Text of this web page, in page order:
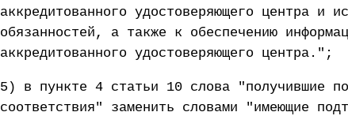
аккредитованного удостоверяющего центра и
обязанностей, а также к обеспечению
аккредитованного удостоверяющего центра.";
5) в пункте 4 статьи 10 слова "получившие
соответствия" заменить словами "имеющие